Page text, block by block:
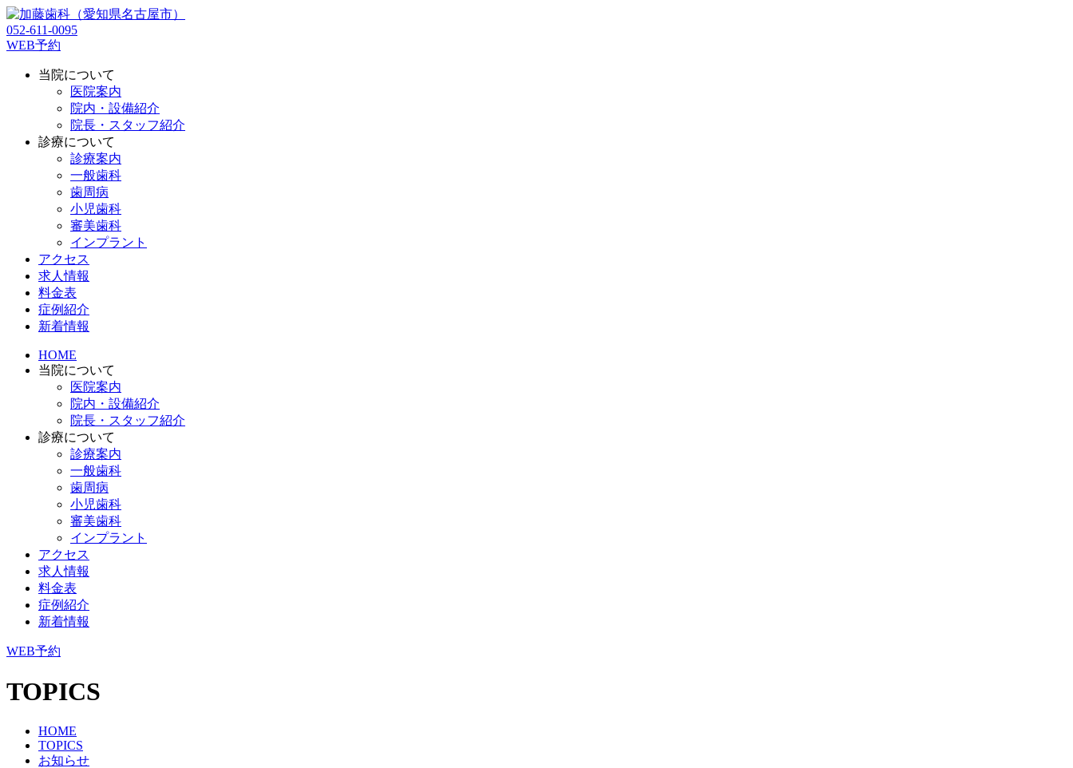
052-611-0095
WEB予約
当院について
医院案内
院内・設備紹介
院長・スタッフ紹介
診療について
診療案内
一般歯科
歯周病
小児歯科
審美歯科
インプラント
アクセス
求人情報
料金表
症例紹介
新着情報
HOME
当院について
医院案内
院内・設備紹介
院長・スタッフ紹介
診療について
診療案内
一般歯科
歯周病
小児歯科
審美歯科
インプラント
アクセス
求人情報
料金表
症例紹介
新着情報
WEB予約
TOPICS
HOME
TOPICS
お知らせ